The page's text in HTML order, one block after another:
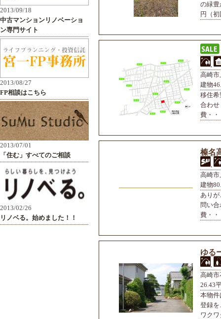
の緑
円（
,
高崎市
建物
移住
合わせ
費・・
榛名
,
高崎市
建物
あり
問い
費・・
ゆる
,
高崎市
26.43
本物件
登録を
ワクワ